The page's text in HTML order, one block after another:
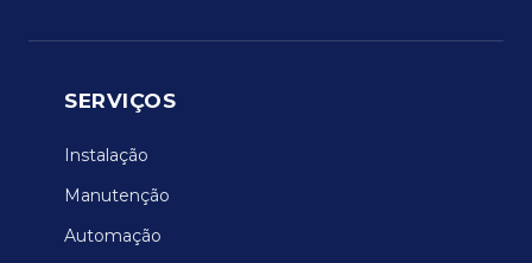
SERVIÇOS
Instalação
Manutenção
Automação